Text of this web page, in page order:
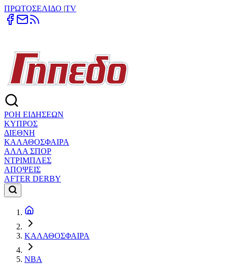
ΠΡΩΤΟΣΕΛΙΔΟ |TV
ΡΟΗ ΕΙΔΗΣΕΩΝ
ΚΥΠΡΟΣ
ΔΙΕΘΝΗ
ΚΑΛΑΘΟΣΦΑΙΡΑ
ΑΛΛΑ ΣΠΟΡ
ΝΤΡΙΜΠΛΕΣ
ΑΠΟΨΕΙΣ
AFTER DERBY
ΚΑΛΑΘΟΣΦΑΙΡΑ
NBA